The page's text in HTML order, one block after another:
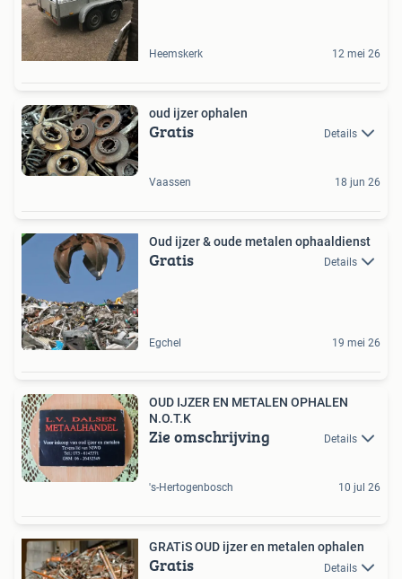
Heemskerk 12 mei 26
oud ijzer ophalen
Gratis Details
Vaassen 18 jun 26
Oud ijzer & oude metalen ophaaldienst
Gratis Details
Egchel 19 mei 26
OUD IJZER EN METALEN OPHALEN
N.O.T.K
Zie omschrijving Details
's-Hertogenbosch 10 jul 26
GRATiS OUD ijzer en metalen ophalen
Gratis Details